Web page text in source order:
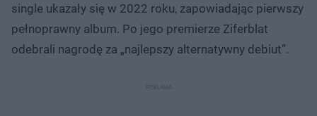
single ukazały się w 2022 roku, zapowiadając pierwszy
pełnoprawny album. Po jego premierze Ziferblat
odebrali nagrodę za „najlepszy alternatywny debiut”.